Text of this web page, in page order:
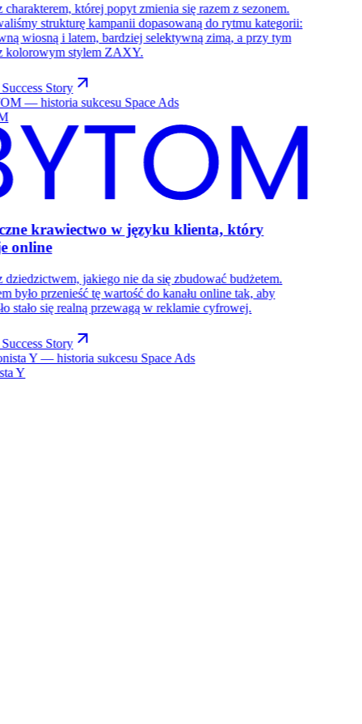
charakterem, której popyt zmienia się razem z sezonem.
strukturę kampanii dopasowaną do rytmu kategorii:
wiosną i latem, bardziej selektywną zimą, a przy tym
kolorowym stylem ZAXY.
Story
krawiectwo w języku klienta, który
online
dziedzictwem, jakiego nie da się zbudować budżetem.
było przenieść tę wartość do kanału online tak, aby
stało się realną przewagą w reklamie cyfrowej.
Story
Y